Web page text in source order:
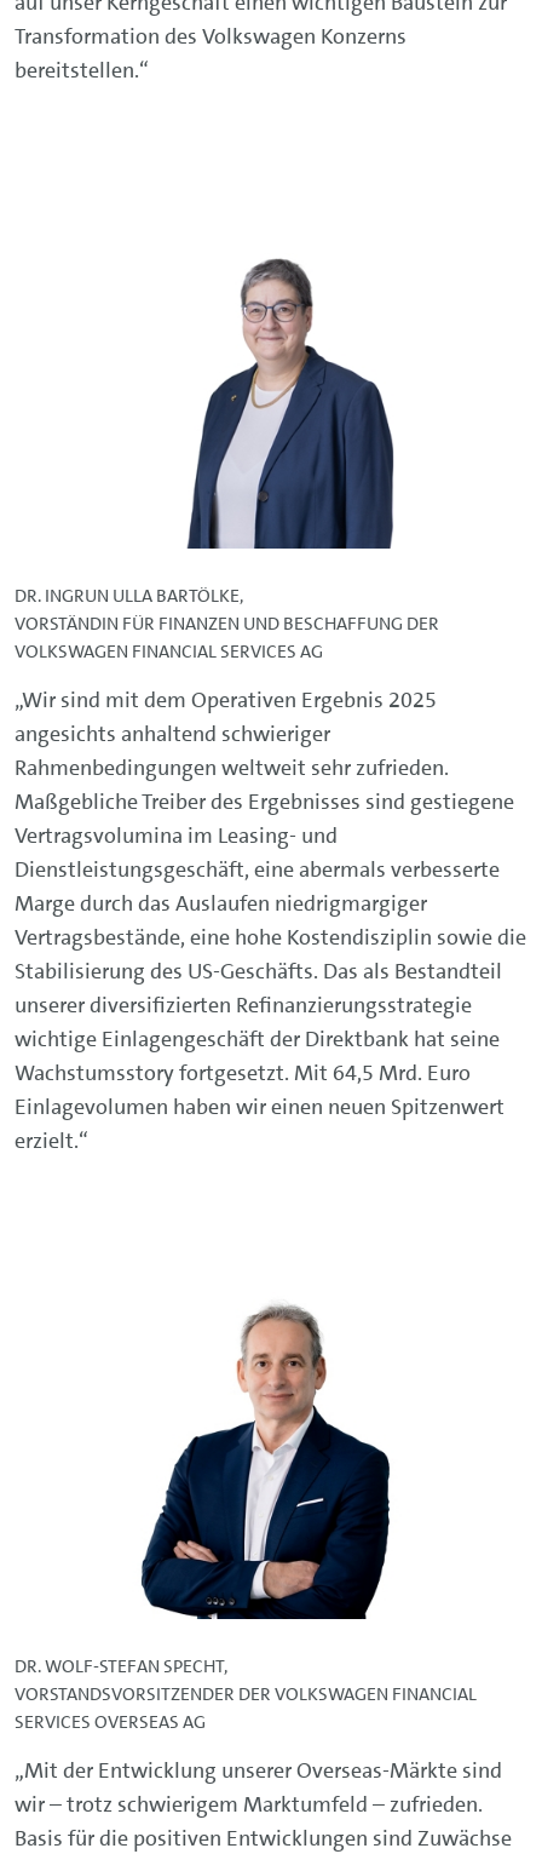
Transformation des Volkswagen Konzerns
bereitstellen.“
DR. INGRUN ULLA BARTÖLKE,
VORSTÄNDIN FÜR FINANZEN UND BESCHAFFUNG DER
VOLKSWAGEN FINANCIAL SERVICES AG
„Wir sind mit dem Operativen Ergebnis 2025
angesichts anhaltend schwieriger
Rahmenbedingungen weltweit sehr zufrieden.
Maßgebliche Treiber des Ergebnisses sind gestiegene
Vertragsvolumina im Leasing- und
Dienstleistungsgeschäft, eine abermals verbesserte
Marge durch das Auslaufen niedrigmargiger
Vertragsbestände, eine hohe Kostendisziplin sowie die
Stabilisierung des US-Geschäfts. Das als Bestandteil
unserer diversifizierten Refinanzierungsstrategie
wichtige Einlagengeschäft der Direktbank hat seine
Wachstumsstory fortgesetzt. Mit 64,5 Mrd. Euro
Einlagevolumen haben wir einen neuen Spitzenwert
erzielt.“
DR. WOLF-STEFAN SPECHT,
VORSTANDSVORSITZENDER DER VOLKSWAGEN FINANCIAL
SERVICES OVERSEAS AG
„Mit der Entwicklung unserer Overseas-Märkte sind
wir – trotz schwierigem Marktumfeld – zufrieden.
Basis für die positiven Entwicklungen sind Zuwächse